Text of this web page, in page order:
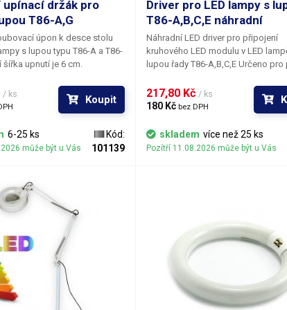
kolébkový
440mm
podstavy 550 x 550
[kg]: 4.9 kg
upínací držák pro
T86-A,G
úpon k desce stolu
s lupou typu T86-A a T86-
šířka upnutí je 6 cm.
/ ks Koupit
6-25 ks
může být u Vás
Kód:
101139
Driver pro LED lampy s
T86-A,B,C,E náhradní
Náhradní LED driver pro připojení
kruhového LED modulu v LED
lupou řady T86-A,B,C,E
EZářivkové lampy s lupou řady T86-A,B,C a
E lze předělat na úsporné LEDkové
osvětlení výměnou starého
fluorescenční trubici za LED driver
osvětlení a výměnou zářivky za
217,80 Kč / ks
180 Kč bez DPH
skladem více než 25 ks
Pozítří 11.08.2026 může být u Vás